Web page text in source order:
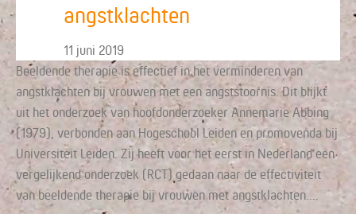
angstklachten
11 juni 2019
Beeldende therapie is effectief in het verminderen van
angstklachten bij vrouwen met een angststoornis. Dit blijkt
uit het onderzoek van hoofdonderzoeker Annemarie Abbing
(1979), verbonden aan Hogeschool Leiden en promovenda bij
Universiteit Leiden. Zij heeft voor het eerst in Nederland een
vergelijkend onderzoek (RCT) gedaan naar de effectiviteit
van beeldende therapie bij vrouwen met angstklachten.…